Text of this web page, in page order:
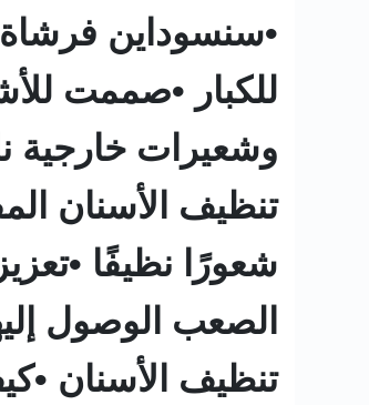
للكبار •صممت
وشعيرات خارجية
تنظيف الأسنان
شعورًا نظيفًا
الصعب الوصول
تنظيف الأسنان